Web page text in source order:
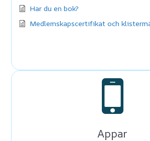
Har du en bok?
Medlemskapscertifikat och
Appar